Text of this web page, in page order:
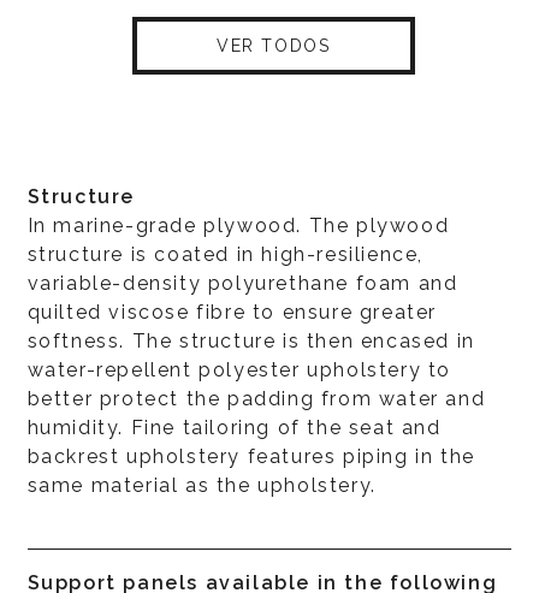
VER TODOS
Structure
In marine-grade plywood. The plywood
structure is coated in high-resilience,
variable-density polyurethane foam and
quilted viscose fibre to ensure greater
softness. The structure is then encased in
water-repellent polyester upholstery to
better protect the padding from water and
humidity. Fine tailoring of the seat and
backrest upholstery features piping in the
same material as the upholstery.
Support panels available in the following